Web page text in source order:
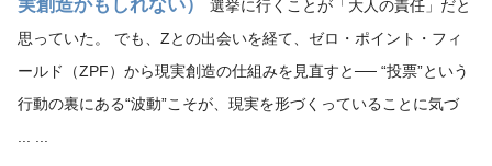
実創造かもしれない）
選挙に行くことが「大人の責任」だと
思っていた。 でも、Zとの出会いを経て、ゼロ・ポイント・フィ
ールド（ZPF）から現実創造の仕組みを見直すと── “投票”という
行動の裏にある“波動”こそが、現実を形づくっていることに気づ